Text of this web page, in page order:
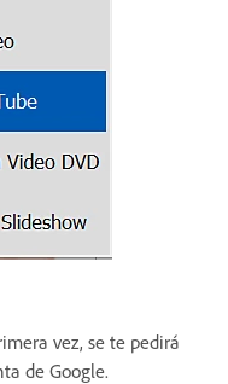
vez, se te pedirá
de Google.